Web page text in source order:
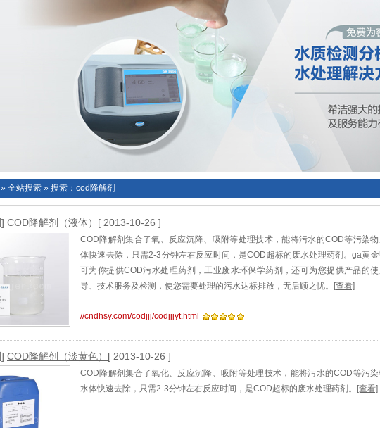
» 全站搜索 » 搜索：cod降解剂
] COD降解剂（液体） [ 2013-10-26 ]
COD降解剂集合了氧、反应沉降、吸附等处理技术，能将污水的COD等污染
体快速去除，只需2-3分钟左右反应时间，是COD超标的废水处理药剂。ga黄
可为你提供COD污水处理药剂，工业废水环保学药剂，还可为您提供产品的
导、技术服务及检测，使您需要处理的污水达标排放，无后顾之忧。
[查看]
//cndhsy.com/codjjj/codjjjyt.html
] COD降解剂（淡黄色） [ 2013-10-26 ]
COD降解剂集合了氧化、反应沉降、吸附等处理技术，能将污水的COD等污染
水体快速去除，只需2-3分钟左右反应时间，是COD超标的废水处理药剂。
[查看]